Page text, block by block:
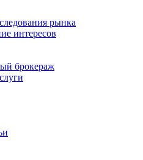
рынка
интересов
брокераж